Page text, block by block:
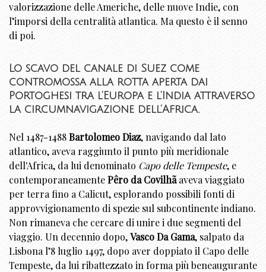
valorizzazione delle Americhe, delle nuove Indie, con
l’imporsi della centralità atlantica. Ma questo è il senno
di poi.
Lo scavo del canale di Suez come
contromossa alla rotta aperta dai
Portoghesi tra l’Europa e l’India attraverso
la circumnavigazione dell’Africa.
Nel 1487-1488Bartolomeo Diaz, navigando dal lato
atlantico, aveva raggiunto il punto più meridionale
dell'Africa, da lui denominato Capo delle Tempeste, e
contemporaneamentePêro da Covilhãaveva viaggiato
per terra fino a Calicut, esplorando possibili fonti di
approvvigionamento di spezie sul subcontinente indiano.
Non rimaneva che cercare di unire i due segmenti del
viaggio. Un decennio dopo,Vasco Da Gama, salpato da
Lisbona l’8 luglio 1497, dopo aver doppiato il Capo delle
Tempeste, da lui ribattezzato in forma più beneaugurante